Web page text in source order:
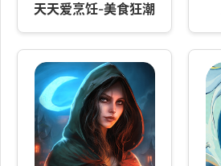
天天爱烹饪-美食狂潮